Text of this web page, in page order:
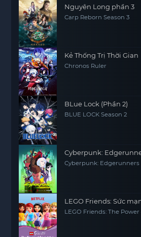
Nguyên Long phần 3
Carp Reborn Season 3
Kẻ Thống Trị Thời Gian
Chronos Ruler
BLue Lock (Phần 2)
BLUE LOCK Season 2
Cyberpunk:
Cyberpunk: Edgerunners
LEGO Friends: Sức
LEGO Friends: The